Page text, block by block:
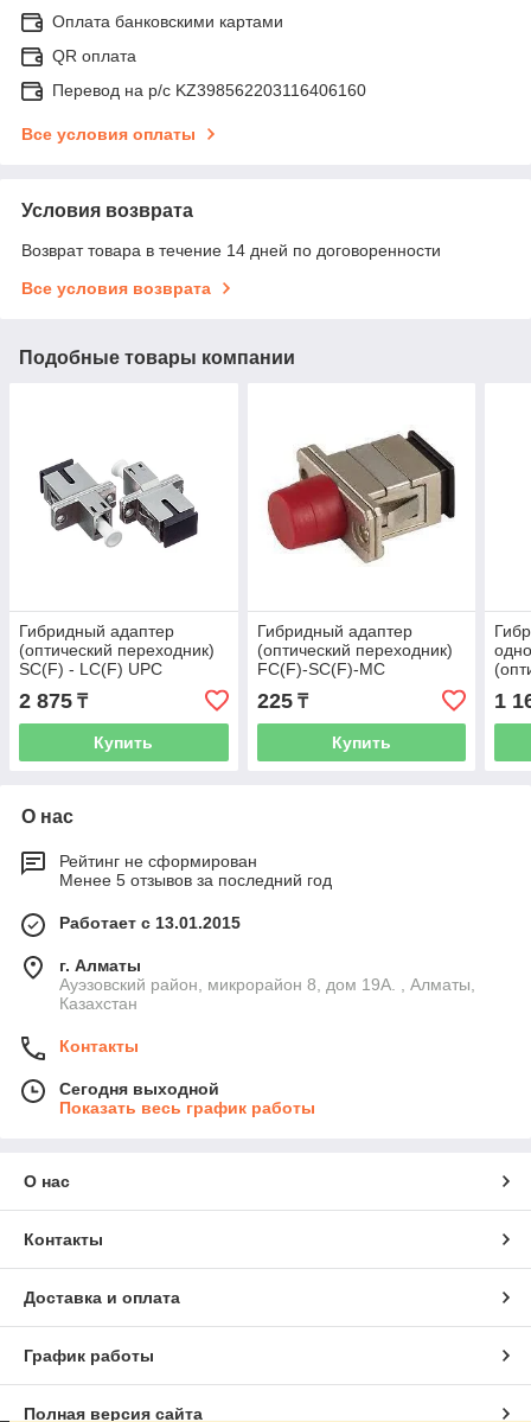
Оплата банковскими картами
QR оплата
Перевод на р/с KZ398562203116406160
Все условия оплаты
Условия возврата
Возврат товара в течение 14 дней по договоренности
Все условия возврата
Подобные товары компании
Гибридный адаптер
(оптический переходник)
SC(F) - LC(F) UPC
2 875 ₸
Купить
Гибридный адаптер
(оптический переходник)
FC(F)-SC(F)-MC
225₸
Купить
1
О нас
Рейтинг не сформирован
Менее 5 отзывов за последний год
Работает с 13.01.2015
г. Алматы
Ауэзовский район, микрорайон 8, дом 19А. , Алматы,
Казахстан
Контакты
Сегодня выходной
Показать весь график работы
О нас
Контакты
Доставка и оплата
График работы
Полная версия сайта